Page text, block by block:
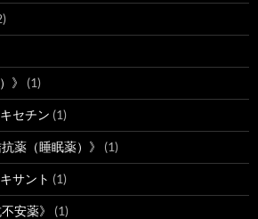
》 (1)
セチン (1)
薬（睡眠薬）》 (1)
サント (1)
安薬》 (1)